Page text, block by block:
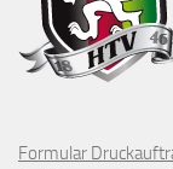
Formular